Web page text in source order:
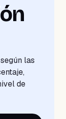
las
de